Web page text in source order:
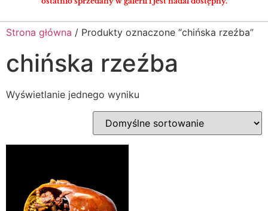
Strona główna / Produkty oznaczone “chińska rzeźba”
chińska rzeźba
Wyświetlanie jednego wyniku